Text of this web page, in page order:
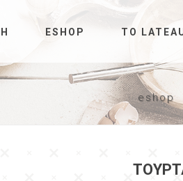
ESHOP ΤΟ
eshop